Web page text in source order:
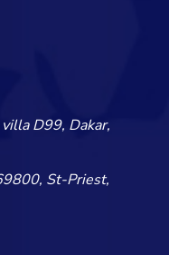
D99, Dakar,
St-Priest,